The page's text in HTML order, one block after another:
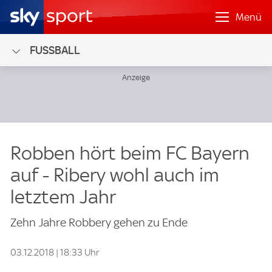
Menü
FUSSBALL
Robben hört beim FC Bayern
auf - Ribery wohl auch im
letztem Jahr
Zehn Jahre Robbery gehen zu Ende
03.12.2018 | 18:33 Uhr